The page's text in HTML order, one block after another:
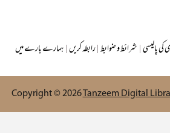
ہمارے بارے میں|رابطہ کریں| و ضوابط
Copyright © 2026 Tanzeem